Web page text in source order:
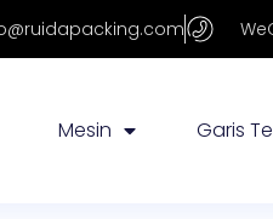
Mesin Garis